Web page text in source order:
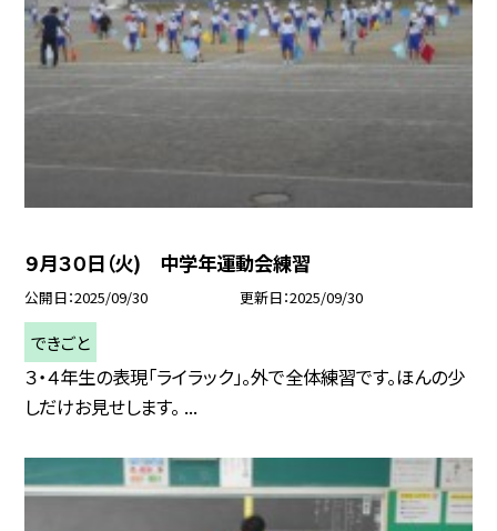
９月３０日（火) 中学年運動会練習
公開日 2025/09/30 更新日 2025/09/30
できごと
３・４年生の表現「ライラック」。外で全体練習です。ほんの少
しだけお見せします。 ...